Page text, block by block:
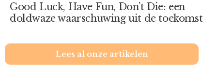
Good Luck, Have Fun, Don’t Die: een
doldwaze waarschuwing uit de toekomst
Lees al onze artikelen